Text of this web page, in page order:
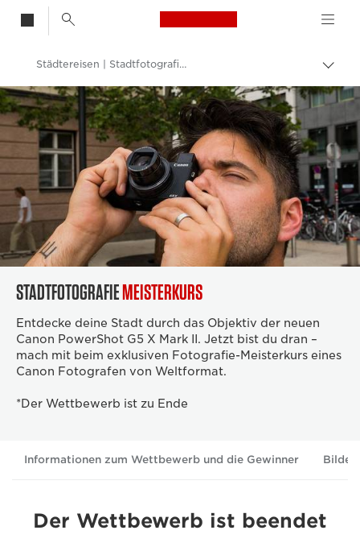
Canon Logo, back
Auf
Canon
Städtereisen | Stadtfotografie-Wettbewerb
STADTFOTOGRAFIEMEISTERKURS
Entdecke deine Stadt durch das Objektiv der neuen
Canon PowerShot G5 X Mark II. Jetzt bist du dran –
mach mit beim exklusiven Fotografie-Meisterkurs eines
Canon Fotografen von Weltformat.
*Der Wettbewerb ist zu Ende
Informationen zum Wettbewerb und die Gewinner Bilder
Der Wettbewerb ist beendet